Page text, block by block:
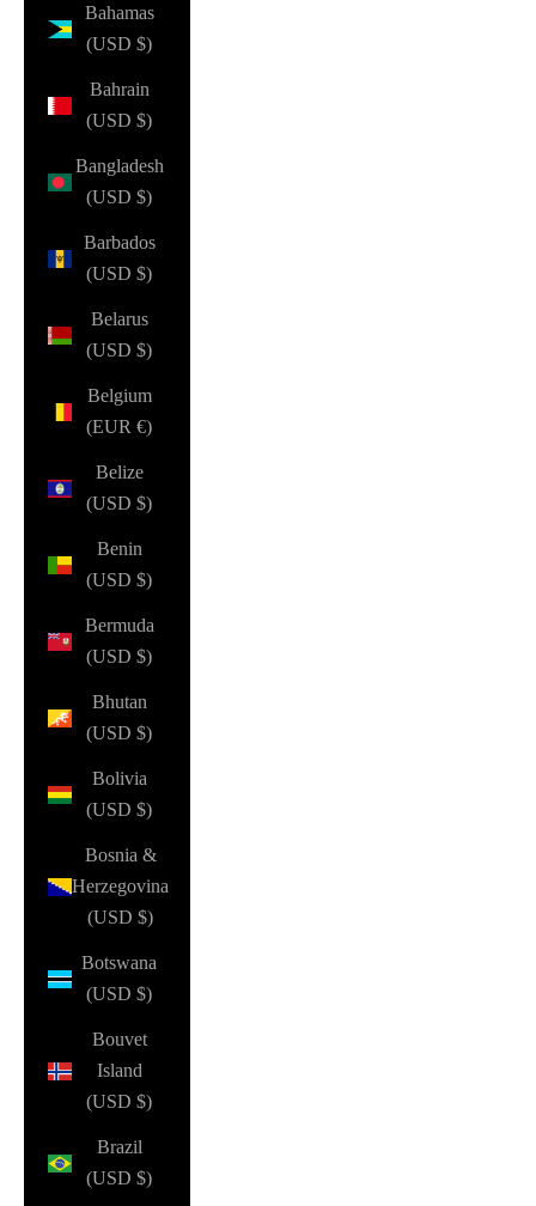
Bahamas
(USD $)
Bahrain
(USD $)
Bangladesh
(USD $)
Barbados
(USD $)
Belarus
(USD $)
Belgium
(EUR €)
Belize
(USD $)
Benin
(USD $)
Bermuda
(USD $)
Bhutan
(USD $)
Bolivia
(USD $)
Bosnia &
Herzegovina
(USD $)
Botswana
(USD $)
Bouvet
Island
(USD $)
Brazil
(USD $)